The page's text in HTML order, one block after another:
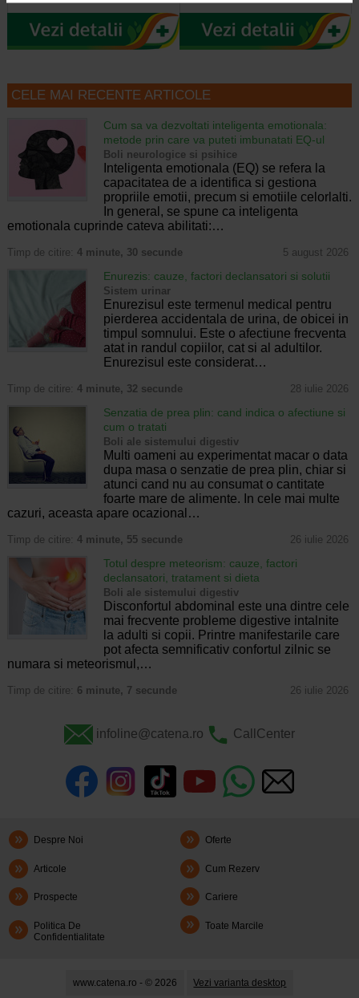
CELE MAI RECENTE ARTICOLE
Cum sa va dezvoltati inteligenta emotionala:
metode prin care va puteti imbunatati EQ-ul
Boli neurologice si psihice
Inteligenta emotionala (EQ) se refera la
capacitatea de a identifica si gestiona
propriile emotii, precum si emotiile celorlalti.
In general, se spune ca inteligenta
emotionala cuprinde cateva abilitati:…
Timp de citire: 4 minute, 30 secunde 5 august 2026
Enurezis: cauze, factori declansatori si solutii
Sistem urinar
Enurezisul este termenul medical pentru
pierderea accidentala de urina, de obicei in
timpul somnului. Este o afectiune frecventa
atat in randul copiilor, cat si al adultilor.
Enurezisul este considerat…
Timp de citire: 4 minute, 32 secunde 28 iulie 2026
Senzatia de prea plin: cand indica o afectiune si
cum o tratati
Boli ale sistemului digestiv
Multi oameni au experimentat macar o data
dupa masa o senzatie de prea plin, chiar si
atunci cand nu au consumat o cantitate
foarte mare de alimente. In cele mai multe
cazuri, aceasta apare ocazional…
Timp de citire: 4 minute, 55 secunde 26 iulie 2026
Totul despre meteorism: cauze, factori
declansatori, tratament si dieta
Boli ale sistemului digestiv
Disconfortul abdominal este una dintre cele
mai frecvente probleme digestive intalnite
la adulti si copii. Printre manifestarile care
pot afecta semnificativ confortul zilnic se
numara si meteorismul,…
Timp de citire: 6 minute, 7 secunde 26 iulie 2026
infoline@catena.ro CallCenter
Despre Noi Oferte
Articole Cum Rezerv
Prospecte Cariere
Politica De
Confidentialitate
Toate Marcile
www.catena.ro - © 2026 Vezi varianta desktop